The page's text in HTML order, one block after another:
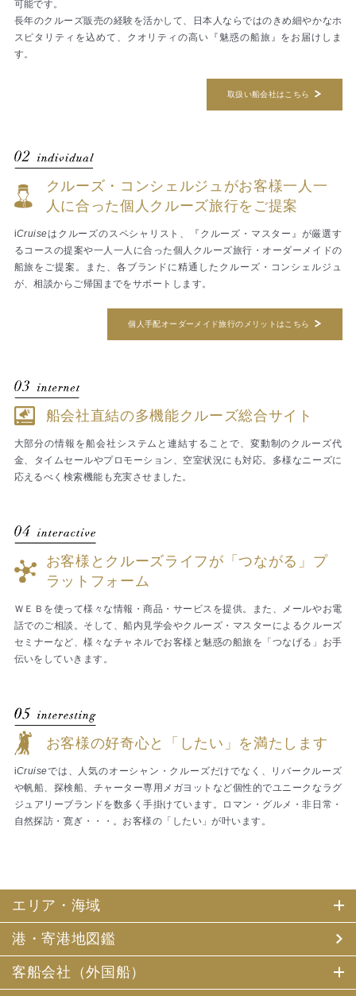
可能です。
長年のクルーズ販売の経験を活かして、日本人ならではのきめ細やかなホ
スピタリティを込めて、クオリティの高い『魅惑の船旅』をお届けしま
す。
取扱い船会社はこちら
クルーズ・コンシェルジュがお客様一人一
人に合った個人クルーズ旅行をご提案
iCruiseはクルーズのスペシャリスト、『クルーズ・マスター』が厳選す
るコースの提案や一人一人に合った個人クルーズ旅行・オーダーメイドの
船旅をご提案。また、各ブランドに精通したクルーズ・コンシェルジュ
が、相談からご帰国までをサポートします。
個人手配オーダーメイド旅行のメリットはこちら
船会社直結の多機能クルーズ総合サイト
大部分の情報を船会社システムと連結することで、変動制のクルーズ代
金、タイムセールやプロモーション、空室状況にも対応。多様なニーズに
応えるべく検索機能も充実させました。
お客様とクルーズライフが「つながる」 プ
ラットフォーム
ＷＥＢを使って様々な情報・商品・サービスを提供。また、メールやお電
話でのご相談。そして、船内見学会やクルーズ・マスターによるクルーズ
セミナーなど、様々なチャネルでお客様と魅惑の船旅を「つなげる」お手
伝いをしていきます。
お客様の好奇心と「したい」を満たします
iCruiseでは、人気のオーシャン・クルーズだけでなく、リバークルーズ
や帆船、探検船、チャーター専用メガヨットなど個性的でユニークなラグ
ジュアリーブランドを数多く手掛けています。ロマン・グルメ・非日常・
自然探訪・寛ぎ・・・。お客様の「したい」が叶います。
エリア・海域
港・寄港地図鑑
客船会社（外国船）